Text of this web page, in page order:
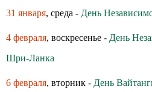
31 января, среда - День
4 февраля, воскресенье - День
Шри-Ланка
6 февраля, вторник - День